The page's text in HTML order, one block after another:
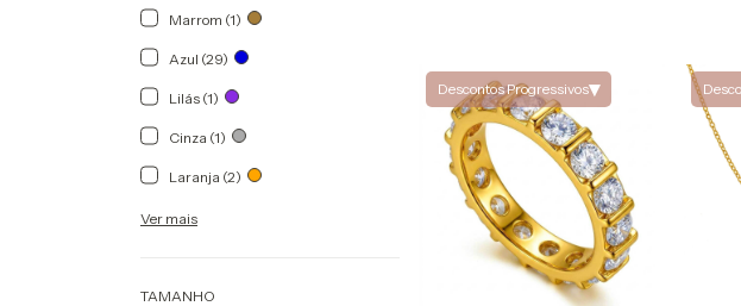
Marrom (1)
Azul (29)
Lilás (1)
Cinza (1)
Laranja (2)
Ver mais
TAMANHO
Descontos Progressivos▾